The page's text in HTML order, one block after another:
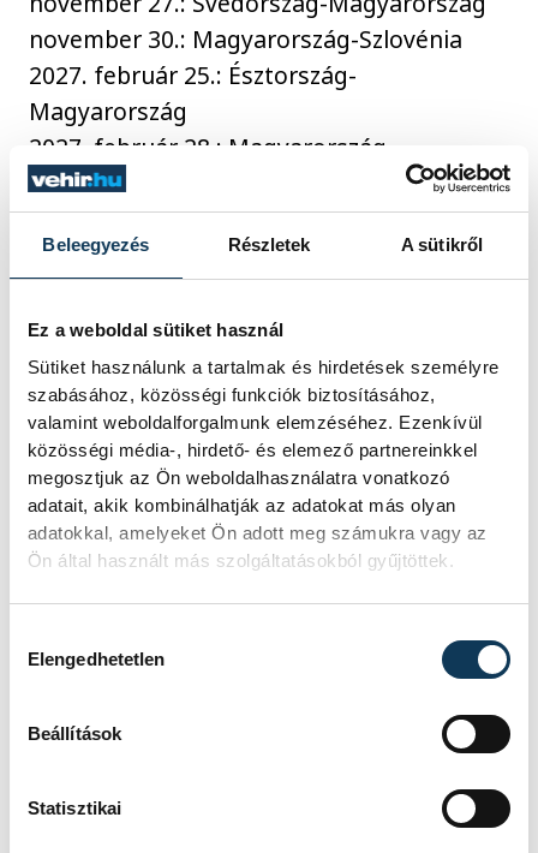
Beleegyezés Részletek A sütikről
Ez a weboldal sütiket használ
Sütiket használunk a tartalmak és hirdetések személyre
szabásához, közösségi funkciók biztosításához,
valamint weboldalforgalmunk elemzéséhez. Ezenkívül
közösségi média-, hirdető- és elemező partnereinkkel
megosztjuk az Ön weboldalhasználatra vonatkozó
adatait, akik kombinálhatják az adatokat más olyan
adatokkal, amelyeket Ön adott meg számukra vagy az
Ön által használt más szolgáltatásokból gyűjtöttek.
Elengedhetetlen
Beállítások
Statisztikai
november 30.: Magyarország-Szlovénia
2027. február 25.: Észtország-
Magyarország
2027. február 28.: Magyarország-
Svédország
SZERZŐ
vehir.hu
ZÖLD CSOPORT 2023/2024
HAZAI